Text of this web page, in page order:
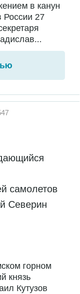
в канун
России 27
самолетов
Северин
горном
князь
Кутузов